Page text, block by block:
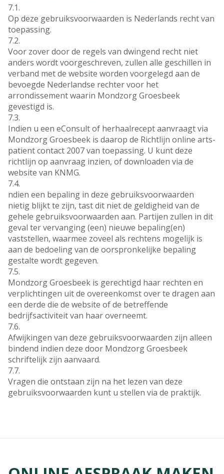
7.1.
Op deze gebruiksvoorwaarden is Nederlands recht van
toepassing.
7.2.
Voor zover door de regels van dwingend recht niet
anders wordt voorgeschreven, zullen alle geschillen in
verband met de website worden voorgelegd aan de
bevoegde Nederlandse rechter voor het
arrondissement waarin Mondzorg Groesbeek
gevestigd is.
7.3.
Indien u een eConsult of herhaalrecept aanvraagt via
Mondzorg Groesbeek is daarop de Richtlijn online arts-
patient contact 2007 van toepassing. U kunt deze
richtlijn op aanvraag inzien, of downloaden via de
website van KNMG.
7.4.
ndien een bepaling in deze gebruiksvoorwaarden
nietig blijkt te zijn, tast dit niet de geldigheid van de
gehele gebruiksvoorwaarden aan. Partijen zullen in dit
geval ter vervanging (een) nieuwe bepaling(en)
vaststellen, waarmee zoveel als rechtens mogelijk is
aan de bedoeling van de oorspronkelijke bepaling
gestalte wordt gegeven.
7.5.
Mondzorg Groesbeek is gerechtigd haar rechten en
verplichtingen uit de overeenkomst over te dragen aan
een derde die de website of de betreffende
bedrijfsactiviteit van haar overneemt.
7.6.
Afwijkingen van deze gebruiksvoorwaarden zijn alleen
bindend indien deze door Mondzorg Groesbeek
schriftelijk zijn aanvaard.
7.7.
Vragen die ontstaan zijn na het lezen van deze
gebruiksvoorwaarden kunt u stellen via de praktijk.